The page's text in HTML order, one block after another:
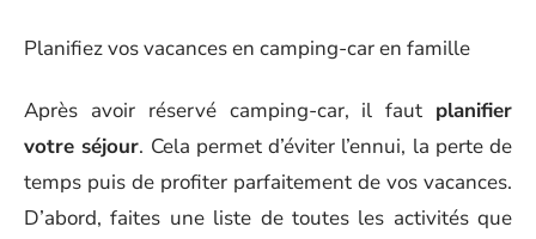
Planifiez vos vacances en camping-car en famille
Après avoir réservé camping-car, il faut planifier
votre séjour. Cela permet d’éviter l’ennui, la perte de
temps puis de profiter parfaitement de vos vacances.
D’abord, faites une liste de toutes les activités que